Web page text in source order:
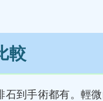
較
到手術都有。輕